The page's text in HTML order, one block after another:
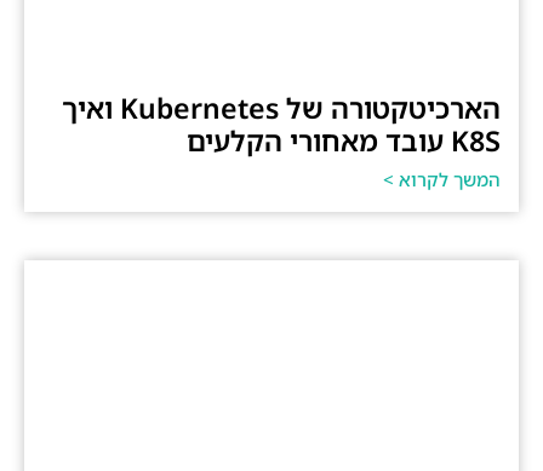
הארכיטקטורה של Kubernetes ואיך
K8S עובד מאחורי הקלעים
המשך לקרוא >